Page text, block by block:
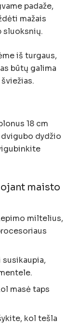
padaže,
mažais
sluoksnių.
iš turgaus,
būtų galima
18 cm
dydžio
maisto
miltelius,
masė taps
kol tešla